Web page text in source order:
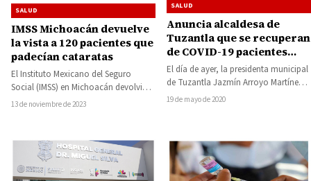
SALUD
IMSS Michoacán devuelve
la vista a 120 pacientes que
padecían cataratas
El Instituto Mexicano del Seguro
Social (IMSS) en Michoacán devolvió
la vista a 120 pacientes provenientes
13 de noviembre de 2023
SALUD
Anuncia alcaldesa de
Tuzantla que se recuperan
de COVID-19 pacientes
infectados
El día de ayer, la presidenta municipal
de Tuzantla Jazmín Arroyo Martínez,
anunció que de acuerdo a las…
19 de mayo de 2020